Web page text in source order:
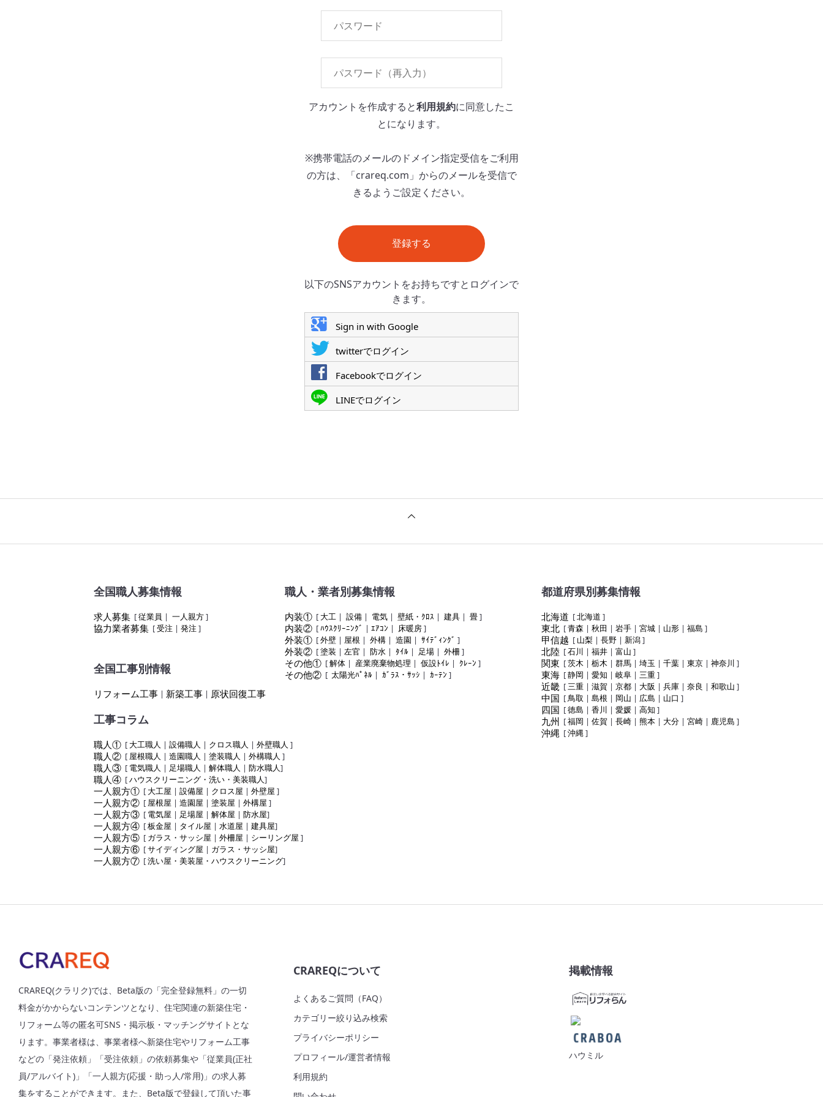
アカウントを作成すると利用規約に同意したこ
とになります。
※携帯電話のメールのドメイン指定受信をご利用
の方は、「crareq.com」からのメールを受信で
きるようご設定ください。
登録する
以下のSNSアカウントをお持ちですとログインで
きます。
Sign in with Google
twitterでログイン
Facebookでログイン
LINEでログイン
全国職人募集情報
求人募集 [従業員 | 一人親方]
協力業者募集 [受注 | 発注 ]
全国工事別情報
リフォーム工事 | 新築工事 | 原状回復工事
工事コラム
職人① [ 大工職人 | 設備職人 | クロス職人 | 外壁職人 ]
職人② [ 屋根職人 | 造園職人 | 塗装職人 | 外構職人 ]
職人③ [ 電気職人 | 足場職人 | 解体職人 | 防水職人]
職人④ [ハウスクリーニング・洗い・美装職人]
一人親方① [ 大工屋 | 設備屋 | クロス屋 | 外壁屋 ]
一人親方② [ 屋根屋 | 造園屋 | 塗装屋 | 外構屋 ]
一人親方③ [ 電気屋 | 足場屋 | 解体屋 | 防水屋]
一人親方④ [板金屋 | タイル屋 | 水道屋 | 建具屋]
一人親方⑤ [ ガラス・サッシ屋 | 外柵屋 | シーリング屋 ]
一人親方⑥ [サイディング屋 | ガラス・サッシ屋]
一人親方⑦ [洗い屋・美装屋・ハウスクリーニング]
職人・業者別募集情報
内装① [ 大工 | 設備 | 電気 | 壁紙・ｸﾛｽ | 建具 | 畳]
内装② [ﾊｳｽｸﾘｰﾆﾝｸﾞ | ｴｱｺﾝ | 床暖房]
外装① [外壁 | 屋根 | 外構 | 造園 | ｻｲﾃﾞｨﾝｸﾞ ]
外装② [塗装 | 左官 | 防水 | ﾀｲﾙ | 足場 | 外柵 ]
その他① [解体 | 産業廃棄物処理 | 仮設ﾄｲﾚ | ｸﾚｰﾝ ]
その他② [ 太陽光ﾊﾟﾈﾙ | ｶﾞﾗｽ・ｻｯｼ | ｶｰﾃﾝ ]
都道府県別募集情報
北海道 [北海道 ]
東北 [青森 | 秋田 | 岩手 | 宮城 | 山形 | 福島 ]
甲信越 [ 山梨 | 長野 | 新潟]
北陸 [石川 | 福井 | 富山 ]
関東 [茨木 | 栃木 | 群馬 | 埼玉 | 千葉 | 東京 | 神奈川 ]
東海 [静岡 | 愛知 | 岐阜 | 三重]
近畿 [三重 | 滋賀 | 京都 | 大阪 | 兵庫 | 奈良 | 和歌山 ]
中国 [鳥取 | 島根 | 岡山 | 広島 | 山口 ]
四国 [徳島 | 香川 | 愛媛 | 高知 ]
九州 [福岡 | 佐賀 | 長崎 | 熊本 | 大分 | 宮崎 | 鹿児島 ]
沖縄 [沖縄]
CRAREQ(クラリク)では、Beta版の「完全登録無料」の一切
料金がかからないコンテンツとなり、住宅関連の新築住宅・
リフォーム等の匿名可SNS・掲示板・マッチングサイトとな
ります。事業者様は、事業者様へ新築住宅やリフォーム工事
などの「発注依頼」「受注依頼」の依頼募集や「従業員(正社
員/アルバイト)」「一人親方(応援・助っ人/常用)」の求人募
集をすることができます。また、Beta版で登録して頂いた事
CRAREQについて
よくあるご質問（FAQ）
カテゴリー絞り込み検索
プライバシーポリシー
プロフィール/運営者情報
利用規約
掲載情報
ハウミル